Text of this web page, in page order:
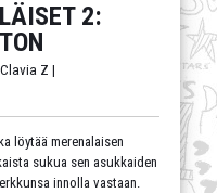
2:
Z |
löytää merenalaisen
sukua sen asukkaiden
innolla vastaan.